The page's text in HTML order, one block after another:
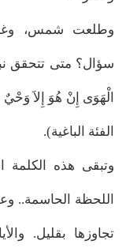
وطلعت شمس،
سؤال؟ متى تتحقق
الفئة الباغية).
وتبقى هذه الكلمة
اللحظة الحاسمة..
تجاوزها بقليل.